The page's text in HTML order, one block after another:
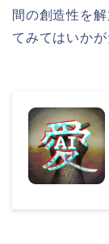
間の創造性を
てみてはいかが